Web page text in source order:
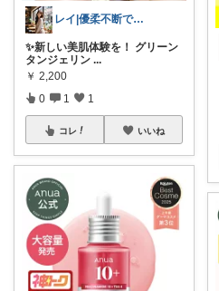
レイ|優柔不断で選べない🥲
✨新しい美肌体験を！ グリーン
タンジェリン ...
￥ 2,200
0 1 1
コレ いいね